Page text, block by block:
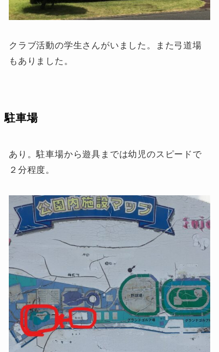
クラブ活動の学生さんがいました。また弓道場
もありました。
駐車場
あり。駐車場から遊具までは幼児のスピードで
２分程度。